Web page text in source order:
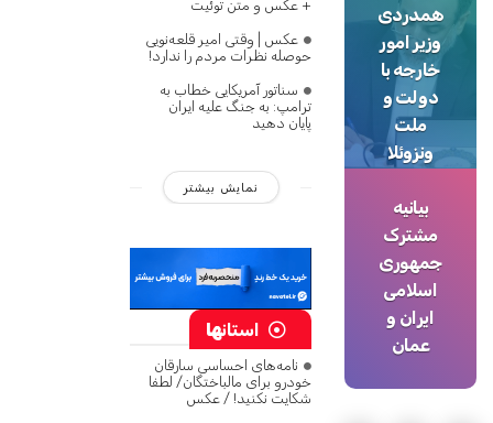
همدردی
وزیر امور
خارجه با
دولت و
ملت
ونزوئلا
بیانیه
مشترک
جمهوری
اسلامی
ایران و
عمان
+ عکس و متن توئیت
عکس | وقتی امیر قلعه‌نویی
حوصله نظرات مردم را ندارد!
سناتور آمریکایی خطاب به
ترامپ: به جنگ علیه ایران
پایان دهید
نمایش بیشتر
استانها
نامه‌های احساسی سارقان
خودرو برای مالباختگان/ لطفا
شکایت نکنید! / عکس